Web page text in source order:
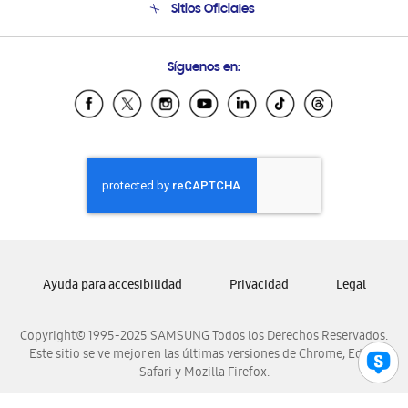
Condiciones de Compra
Soporte vía eMail
Sitios Oficiales
Samsung Ecuador
Samsung El Salvador
Samsung Honduras
Samsung Nicaragua
Samsung Panamá
Samsung Venezuela
Síguenos en:
Copyright© 1995-2025 SAMSUNG Todos los Derechos Reservados.
Este sitio se ve mejor en las últimas versiones de Chrome, Edge,
Safari y Mozilla Firefox.
Ayuda para accesibilidad Privacidad Legal